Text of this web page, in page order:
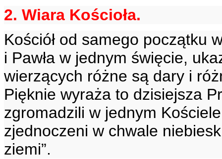
2. Wiara Kościoła.
Kościół od samego początku
i Pawła w jednym święcie,
wierzących różne są dary i
Pięknie wyraża to dzisiejsza
zgromadzili w jednym
zjednoczeni w chwale
ziemi”.